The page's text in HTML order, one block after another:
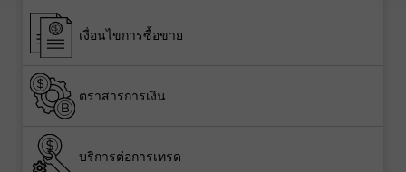
เงื่อนไขการซื้อขาย
ตราสารการเงิน
บริการต่อการเทรด